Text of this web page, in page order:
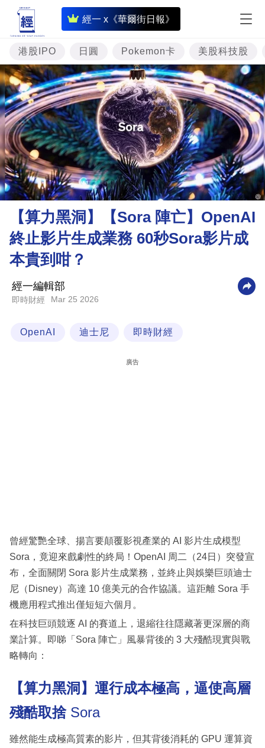
經一 x《華爾街日報》
即
時
財
經
專
題
投
資
樓
市
理
財
商
業
技
場
港股IPO 日圓 Pokemon卡 美股科技股
【算力黑洞】【Sora 陣亡】OpenAI
終止影片生成業務 60秒Sora影片成
本貴到咁？
經一編輯部
即時財經 Mar 25 2026
OpenAI 迪士尼 即時財經
廣告
曾經驚艷全球、揚言要顛覆影視產業的 AI 影片生成模型
Sora，竟迎來戲劇性的終局！OpenAI 周二（24日）突發宣
布，全面關閉 Sora 影片生成業務，並終止與娛樂巨頭迪士
尼（Disney）高達 10 億美元的合作協議。這距離 Sora 手
機應用程式推出僅短短六個月。
在科技巨頭競逐 AI 的賽道上，退縮往往隱藏著更深層的商
業計算。即睇「Sora 陣亡」風暴背後的 3 大殘酷現實與戰
略轉向：
【算力黑洞】運行成本極高，逼使高層
殘酷取捨Sora
雖然能生成極高質素的影片，但其背後消耗的 GPU 運算資